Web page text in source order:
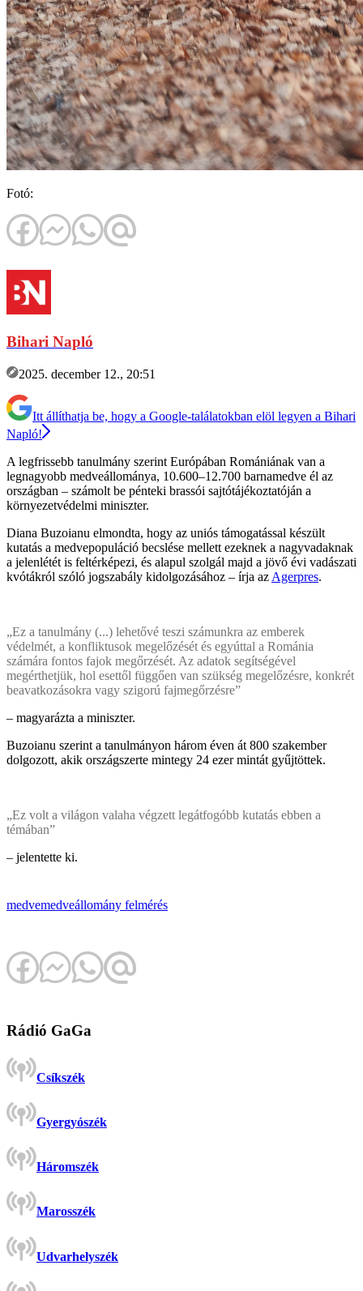
Fotó:
Bihari Napló
2025. december 12., 20:51
Itt állíthatja be, hogy a Google-találatokban elöl legyen a Bihari
Napló!
A legfrissebb tanulmány szerint Európában Romániának van a
legnagyobb medveállománya, 10.600–12.700 barnamedve él az
országban – számolt be pénteki brassói sajtótájékoztatóján a
környezetvédelmi miniszter.
Diana Buzoianu elmondta, hogy az uniós támogatással készült
kutatás a medvepopuláció becslése mellett ezeknek a nagyvadaknak
a jelenlétét is feltérképezi, és alapul szolgál majd a jövő évi vadászati
kvótákról szóló jogszabály kidolgozásához – írja az Agerpres.
„Ez a tanulmány (...) lehetővé teszi számunkra az emberek
védelmét, a konfliktusok megelőzését és egyúttal a Románia
számára fontos fajok megőrzését. Az adatok segítségével
megérthetjük, hol esettől függően van szükség megelőzésre, konkrét
beavatkozásokra vagy szigorú fajmegőrzésre”
– magyarázta a miniszter.
Buzoianu szerint a tanulmányon három éven át 800 szakember
dolgozott, akik országszerte mintegy 24 ezer mintát gyűjtöttek.
„Ez volt a világon valaha végzett legátfogóbb kutatás ebben a
témában”
– jelentette ki.
medvemedveállomány felmérés
Rádió GaGa
Csíkszék
Gyergyószék
Háromszék
Marosszék
Udvarhelyszék